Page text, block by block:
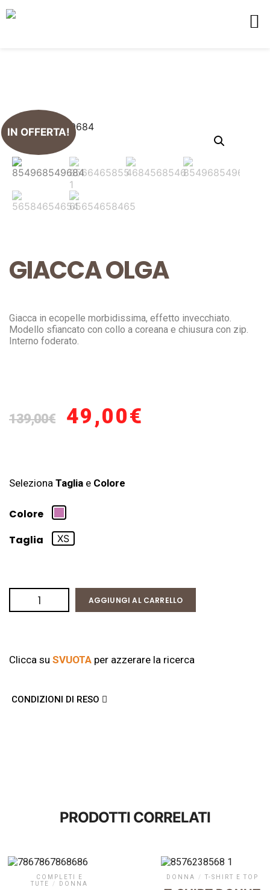
IN OFFERTA!
GIACCA OLGA
Giacca in ecopelle morbidissima, effetto invecchiato.
Modello sfiancato con collo a coreana e chiusura con zip.
Interno foderato.
139,00€ 49,00€
Seleziona Taglia e Colore
Colore
Taglia
XS
AGGIUNGI AL CARRELLO
Clicca su SVUOTA per azzerare la ricerca
CONDIZIONI DI RESO
PRODOTTI CORRELATI
COMPLETI E
TUTE
/ DONNA
DONNA / T-SHIRT E TOP